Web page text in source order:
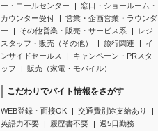
ー・コールセンター
窓口・ショールーム・
カウンター受付
営業・企画営業・ラウンダ
ー
その他営業・販売・サービス系
レジ
スタッフ・販売（その他）
旅行関連
イ
ンサイドセールス
キャンペーン・PRスタ
ッフ
販売（家電・モバイル）
こだわりでバイト情報をさがす
WEB登録・面接OK
交通費別途支給あり
英語力不要
履歴書不要 週5日勤務